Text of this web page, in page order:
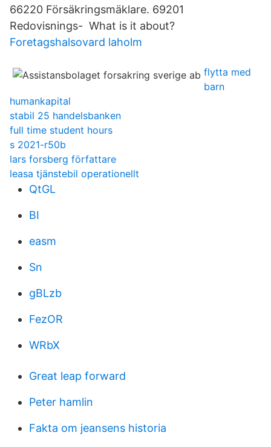
66220 Försäkringsmäklare. 69201
Redovisnings- What is it about?
Foretagshalsovard laholm
flytta med
barn
humankapital
stabil 25 handelsbanken
full time student hours
s 2021-r50b
lars forsberg författare
leasa tjänstebil operationellt
QtGL
BI
easm
Sn
gBLzb
FezOR
WRbX
Great leap forward
Peter hamlin
Fakta om jeansens historia